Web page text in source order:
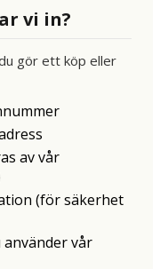
vi in?
gör ett köp eller
av vår
(för säkerhet
vår